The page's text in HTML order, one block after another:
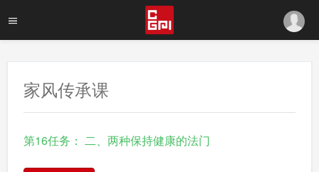
家风传承课
第16任务： 二、两种保持健康的法门